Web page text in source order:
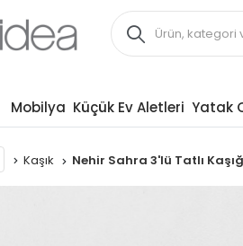
Mobilya Küçük Ev Aletleri Yatak
Kaşık Nehir Sahra 3'lü Tatlı